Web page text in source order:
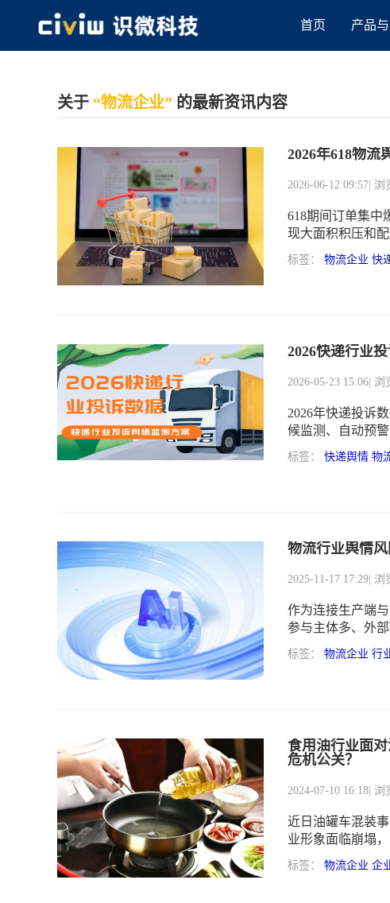
首页 产品
关于 “物流企业” 的最新资讯内容
2026年618物流
2026-06-12 09:57 |
618期间订单集中
现大面积积压和
不出去”。
标签： 物流企业 快
2026快递行业
2026-05-23 15:06 |
2026年快递投诉
候监测、自动预
标签： 快递舆情 物
物流行业舆情
2025-11-17 17:29 |
作为连接生产端
参与主体多、外
论发酵，对企业
标签： 物流企业 行
食用油行业面
危机公关？
2024-07-10 16:18 |
近日油罐车混装
业形象面临崩塌
危机公关，以保
标签： 物流企业 企